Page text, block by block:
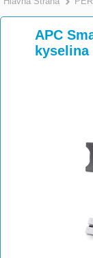
APC
kyselina